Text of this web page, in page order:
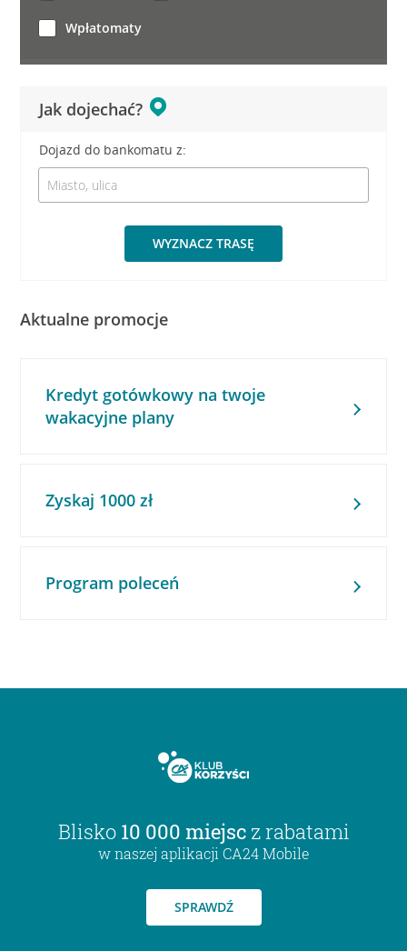
Jak dojechać?
Dojazd do bankomatu z:
WYZNACZ TRASĘ
Wpłatomaty
Aktualne promocje
Kredyt gotówkowy na twoje
wakacyjne plany
Zyskaj 1000 zł
Program poleceń
Blisko 10 000 miejsc z rabatami
w naszej aplikacji CA24 Mobile
SPRAWDŹ